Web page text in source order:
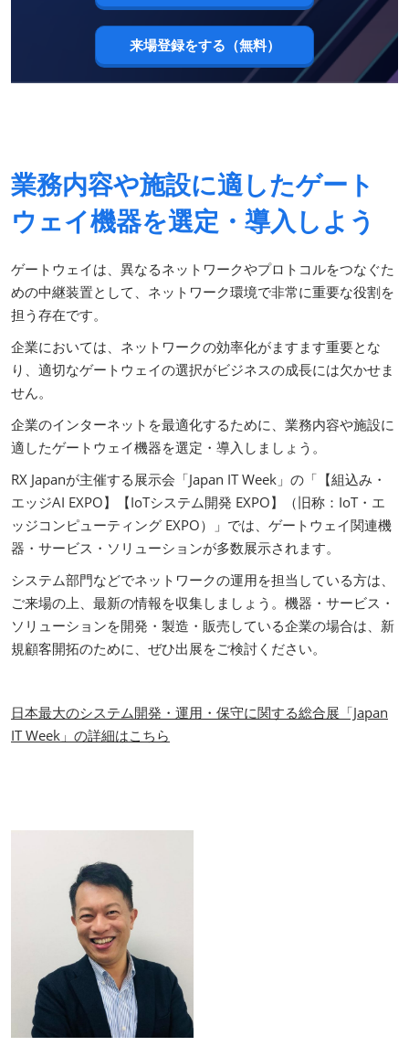
来場登録をする（無料）
業務内容や施設に適したゲート
ウェイ機器を選定・導入しよう
ゲートウェイは、異なるネットワークやプロトコルをつなぐた
めの中継装置として、ネットワーク環境で非常に重要な役割を
担う存在です。
企業においては、ネットワークの効率化がますます重要とな
り、適切なゲートウェイの選択がビジネスの成長には欠かせま
せん。
企業のインターネットを最適化するために、業務内容や施設に
適したゲートウェイ機器を選定・導入しましょう。
RX Japanが主催する展示会「Japan IT Week」の「【組込み・
エッジAI EXPO】【IoTシステム開発 EXPO】（旧称：IoT・エ
ッジコンピューティング EXPO）」では、ゲートウェイ関連機
器・サービス・ソリューションが多数展示されます。
システム部門などでネットワークの運用を担当している方は、
ご来場の上、最新の情報を収集しましょう。機器・サービス・
ソリューションを開発・製造・販売している企業の場合は、新
規顧客開拓のために、ぜひ出展をご検討ください。
日本最大のシステム開発・運用・保守に関する総合展「Japan
IT Week」の詳細はこちら